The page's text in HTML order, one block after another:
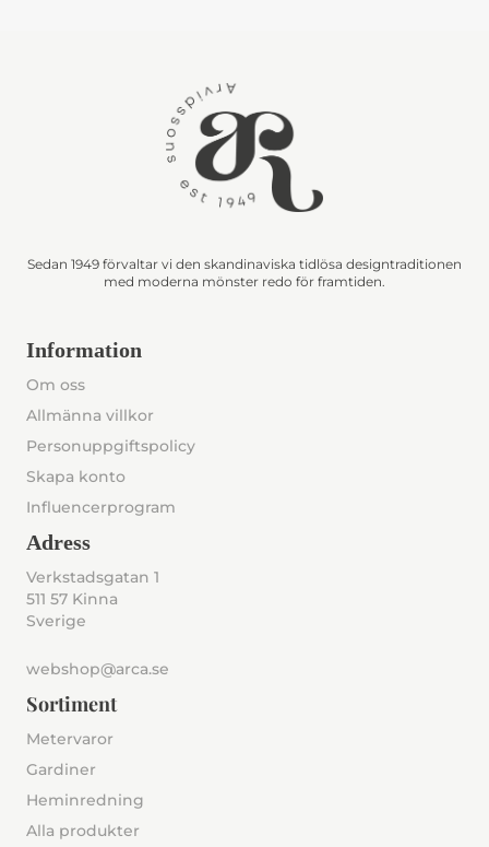
Sedan 1949 förvaltar vi den skandinaviska tidlösa designtraditionen
med moderna mönster redo för framtiden.
Information
Om oss
Allmänna villkor
Personuppgiftspolicy
Skapa konto
Influencerprogram
Adress
Verkstadsgatan 1
511 57 Kinna
Sverige
webshop@arca.se
Sortiment
Metervaror
Gardiner
Heminredning
Alla produkter